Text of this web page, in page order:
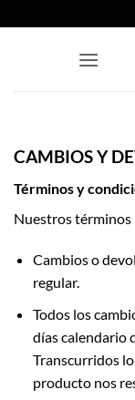
al
CAMBIOS Y
Términos y
Nuestros términos
Cambios o
regular.
Todos los
días calendario
Transcurridos
producto nos